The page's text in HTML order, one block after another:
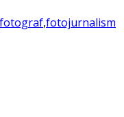
fotograf,fotojurnalism